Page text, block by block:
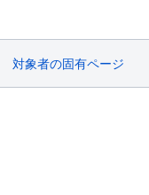
対象者の固有ページ